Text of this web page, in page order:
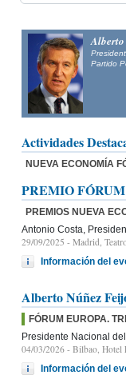
Alberto
Partido
Actividades
NUEVA ECONOMÍA
PREMIO
PREMIOS NUEVA
Antonio Costa,
29/09/2025 - Madrid,
Información del
Alberto Núñez
FÓRUM EUROPA.
Presidente Nacional
04/03/2026 - Bilbao, Hotel
Información del